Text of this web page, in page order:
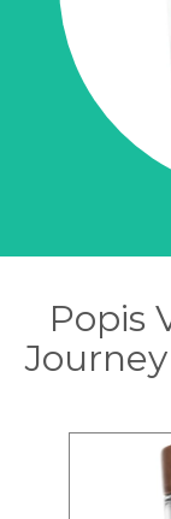
Popis